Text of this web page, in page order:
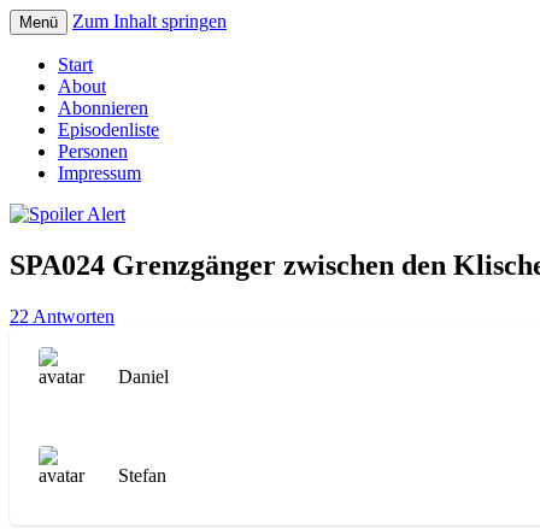
Spoiler Alert
Menü Zum Inhalt springen
Start
About
Abonnieren
Episodenliste
Personen
Impressum
SPA024 Grenzgänger zwischen den
22 Antworten
Daniel
Stefan